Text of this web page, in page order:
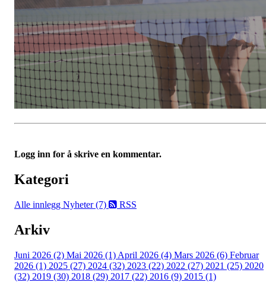
Logg inn for å skrive en kommentar.
Kategori
Alle innlegg Nyheter (7) RSS
Arkiv
Juni 2026 (2) Mai 2026 (1) April 2026 (4) Mars 2026 (6) Februar
2026 (1) 2025 (27) 2024 (32) 2023 (22) 2022 (27) 2021 (25) 2020
(32) 2019 (30) 2018 (29) 2017 (22) 2016 (9) 2015 (1)